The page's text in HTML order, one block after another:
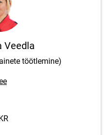
Veedla
töötlemine)